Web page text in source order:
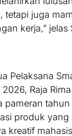
tetapi juga
kerja,” jelas
Pelaksana
Raja
pameran tahun
produk yang
kreatif